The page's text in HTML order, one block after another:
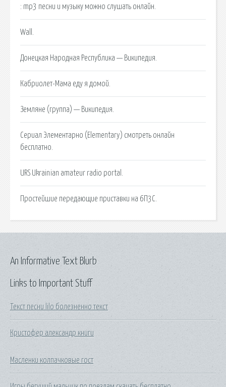
: mp3 песни и музыку можно слушать онлайн.
Wall.
Донецкая Народная Республика — Википедия.
Кабриолет-Мама еду я домой.
Земляне (группа) — Википедия.
Сериал Элементарно (Elementary) смотреть онлайн
бесплатно.
URS Ukrainian amateur radio portal.
Простейшие передающие приставки на 6П3С.
Links to Important Stuff
Текст песни lilo болезненно текст
Кристофер александр книги
Масленки колпачковые гост
An Informative Text Blurb